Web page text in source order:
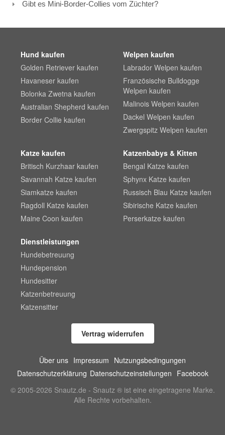
Gibt es Mini-Border-Collies vom Züchter?
Hund kaufen
Golden Retriever kaufen
Havaneser kaufen
Bolonka Zwetna kaufen
Australian Shepherd kaufen
Border Collie kaufen
Welpen kaufen
Labrador Welpen kaufen
Französische Bulldogge
Welpen kaufen
Malinois Welpen kaufen
Dackel Welpen kaufen
Zwergspitz Welpen kaufen
Katze kaufen
Britisch Kurzhaar kaufen
Savannah Katze kaufen
Siamkatze kaufen
Ragdoll Katze kaufen
Maine Coon kaufen
Katzenbabys & Kitten
Bengal Katze kaufen
Sphynx Katze kaufen
Russisch Blau Katze kaufen
Sibirische Katze kaufen
Perserkatze kaufen
Dienstleistungen
Hundebetreuung
Hundepension
Hundesitter
Katzenbetreuung
Katzensitter
Vertrag widerrufen
Über uns Impressum Nutzungsbedingungen
Datenschutzerklärung Datenschutzeinstellungen Facebook
© 2005-2026 Snautz.de - Snautz ® ist eine eingetragene Marke.
Alle Rechte vorbehalten.